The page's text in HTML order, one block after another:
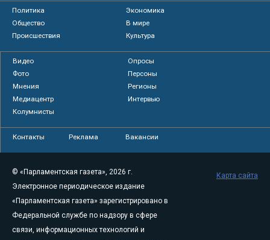
Политика
Экономика
Общество
В мире
Происшествия
Культура
Видео
Опросы
Фото
Персоны
Мнения
Регионы
Медиацентр
Интервью
Колумнисты
Контакты Реклама Вакансии
© «Парламентская газета», 2026 г.
Электронное периодическое издание
«Парламентская газета» зарегистрировано в
Федеральной службе по надзору в сфере
связи, информационных технологий и
Карта сайта